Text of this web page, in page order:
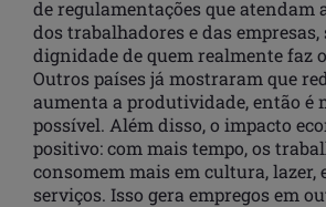
de regulamentações que atendam
dos trabalhadores e das
dignidade de quem realmente faz
Outros países já mostraram que
aumenta a produtividade, então é
possível. Além disso, o impacto
positivo: com mais tempo, os
consomem mais em cultura, lazer,
serviços. Isso gera empregos em